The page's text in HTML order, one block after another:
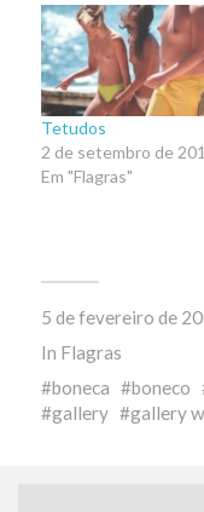
Tetudos
2 de setembro de
Em "Flagras"
5 de fevereiro de
In Flagras
boneca
boneco
gallery
gallery